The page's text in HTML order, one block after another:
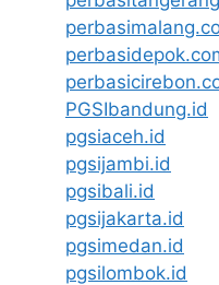
PGSIbandung.id
pgsiaceh.id
pgsijambi.id
pgsibali.id
pgsijakarta.id
pgsimedan.id
pgsilombok.id